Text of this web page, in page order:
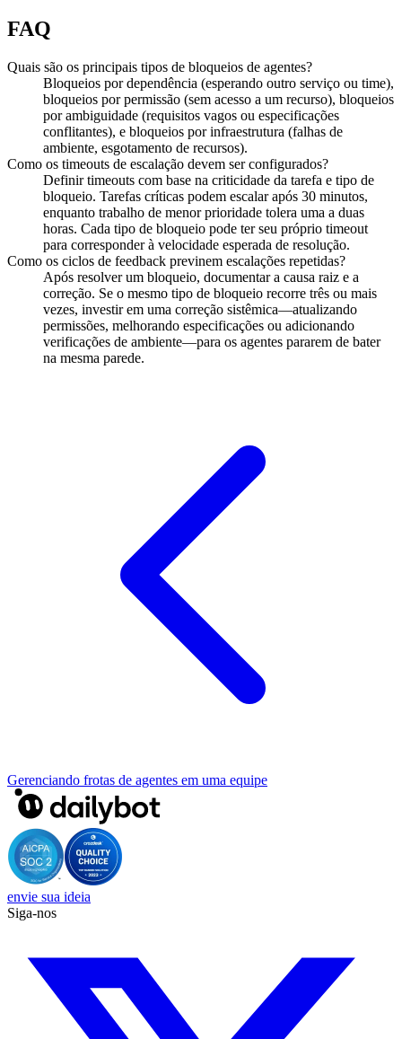
FAQ
Quais são os principais tipos de bloqueios de agentes?
Bloqueios por dependência (esperando outro serviço ou time),
bloqueios por permissão (sem acesso a um recurso), bloqueios
por ambiguidade (requisitos vagos ou especificações
conflitantes), e bloqueios por infraestrutura (falhas de
ambiente, esgotamento de recursos).
Como os timeouts de escalação devem ser configurados?
Definir timeouts com base na criticidade da tarefa e tipo de
bloqueio. Tarefas críticas podem escalar após 30 minutos,
enquanto trabalho de menor prioridade tolera uma a duas
horas. Cada tipo de bloqueio pode ter seu próprio timeout
para corresponder à velocidade esperada de resolução.
Como os ciclos de feedback previnem escalações repetidas?
Após resolver um bloqueio, documentar a causa raiz e a
correção. Se o mesmo tipo de bloqueio recorre três ou mais
vezes, investir em uma correção sistêmica—atualizando
permissões, melhorando especificações ou adicionando
verificações de ambiente—para os agentes pararem de bater
na mesma parede.
Gerenciando frotas de agentes em uma equipe
envie sua ideia
Siga-nos